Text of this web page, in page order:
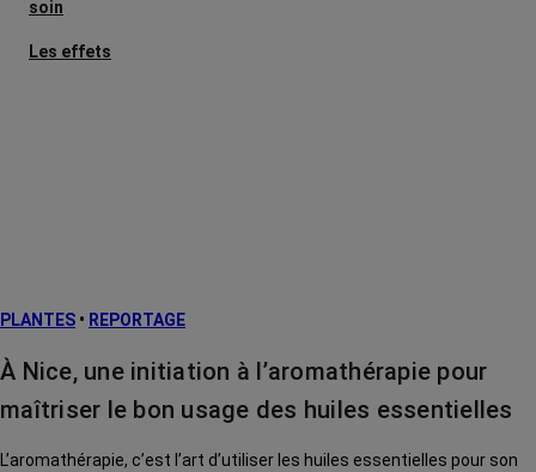
soin
Les effets
Traitements
La vie autour
PLANTES • REPORTAGE
À Nice, une initiation à l’aromathérapie pour
maîtriser le bon usage des huiles essentielles
L’aromathérapie, c’est l’art d’utiliser les huiles essentielles pour son